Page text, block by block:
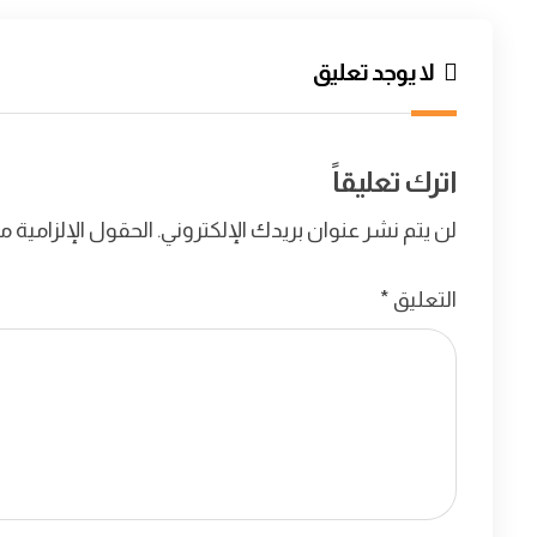
لا يوجد تعليق
اترك تعليقاً
لن يتم نشر عنوان بريدك الإلكتروني. الحقول الإلزامية
التعليق *